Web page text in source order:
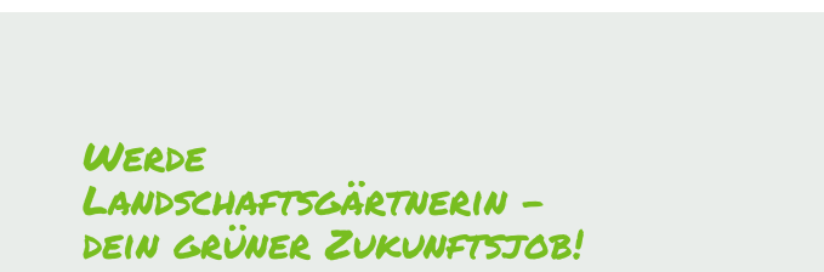
Werde
Landschaftsgärtnerin –
dein grüner Zukunftsjob!